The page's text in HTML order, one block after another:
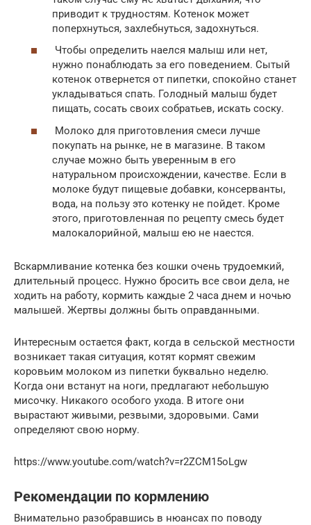
приводит к трудностям. Котенок может
поперхнуться, захлебнуться, задохнуться.
Чтобы определить наелся малыш или нет,
нужно понаблюдать за его поведением. Сытый
котенок отвернется от пипетки, спокойно станет
укладываться спать. Голодный малыш будет
пищать, сосать своих собратьев, искать соску.
Молоко для приготовления смеси лучше
покупать на рынке, не в магазине. В таком
случае можно быть уверенным в его
натуральном происхождении, качестве. Если в
молоке будут пищевые добавки, консерванты,
вода, на пользу это котенку не пойдет. Кроме
этого, приготовленная по рецепту смесь будет
малокалорийной, малыш ею не наестся.
Вскармливание котенка без кошки очень трудоемкий,
длительный процесс. Нужно бросить все свои дела, не
ходить на работу, кормить каждые 2 часа днем и ночью
малышей. Жертвы должны быть оправданными.
Интересным остается факт, когда в сельской местности
возникает такая ситуация, котят кормят свежим
коровьим молоком из пипетки буквально неделю.
Когда они встанут на ноги, предлагают небольшую
мисочку. Никакого особого ухода. В итоге они
вырастают живыми, резвыми, здоровыми. Сами
определяют свою норму.
https://www.youtube.com/watch?v=r2ZCM15oLgw
Рекомендации по кормлению
Внимательно разобравшись в нюансах по поводу